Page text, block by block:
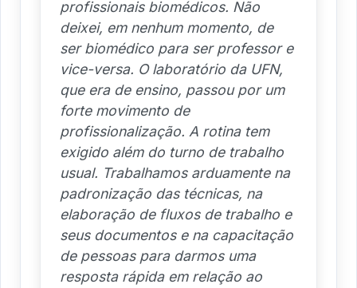
profissionais biomédicos. Não
deixei, em nenhum momento, de
ser biomédico para ser professor e
vice-versa. O laboratório da UFN,
que era de ensino, passou por um
forte movimento de
profissionalização. A rotina tem
exigido além do turno de trabalho
usual. Trabalhamos arduamente na
padronização das técnicas, na
elaboração de fluxos de trabalho e
seus documentos e na capacitação
de pessoas para darmos uma
resposta rápida em relação ao